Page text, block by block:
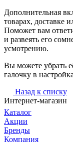
Дополнительная
товарах, доставке
Поможет вам
и развеять его
усмотрению.
Вы можете убрать
галочку в
Назад к списку
Интернет-магазин
Каталог
Акции
Бренды
Компания